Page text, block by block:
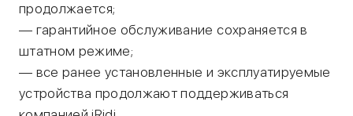
продолжается;
— гарантийное обслуживание сохраняется в
штатном режиме;
— все ранее установленные и эксплуатируемые
устройства продолжают поддерживаться